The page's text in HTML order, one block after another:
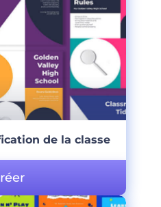
de la classe